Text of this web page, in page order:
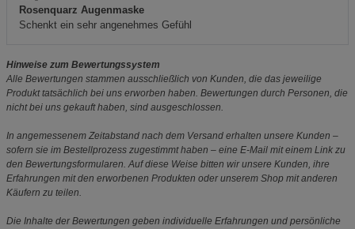
Rosenquarz Augenmaske
Schenkt ein sehr angenehmes Gefühl
Hinweise zum Bewertungssystem
Alle Bewertungen stammen ausschließlich von Kunden, die das jeweilige
Produkt tatsächlich bei uns erworben haben. Bewertungen durch Personen, die
nicht bei uns gekauft haben, sind ausgeschlossen.
In angemessenem Zeitabstand nach dem Versand erhalten unsere Kunden –
sofern sie im Bestellprozess zugestimmt haben – eine E-Mail mit einem Link zu
den Bewertungsformularen. Auf diese Weise bitten wir unsere Kunden, ihre
Erfahrungen mit den erworbenen Produkten oder unserem Shop mit anderen
Käufern zu teilen.
Die Inhalte der Bewertungen geben individuelle Erfahrungen und persönliche